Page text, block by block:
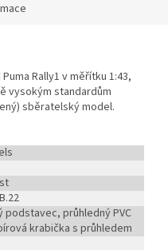
Rally1 v měřítku 1:43,
vysokým standardům
sběratelský model.
podstavec, průhledný PVC
krabička s průhledem